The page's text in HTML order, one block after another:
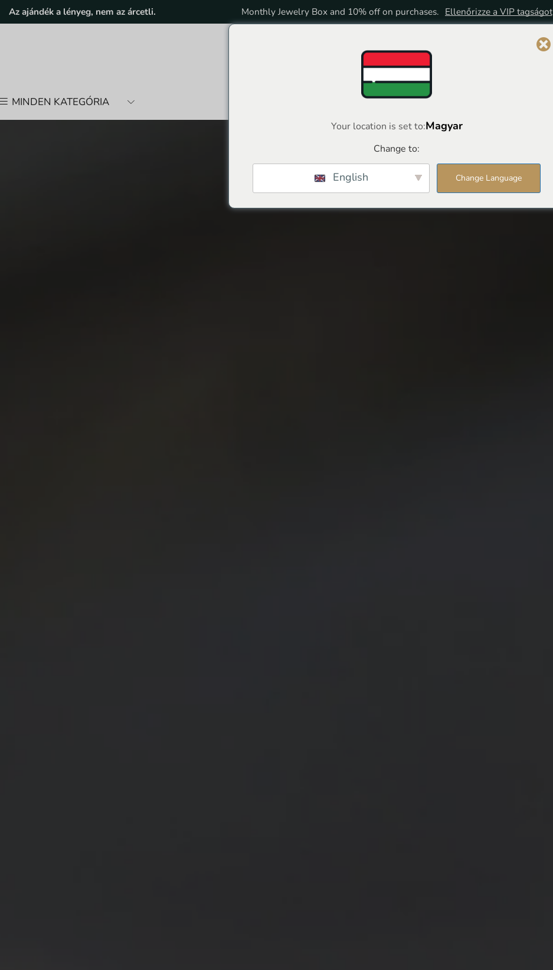
Az ajándék a lényeg, nem az árcetli.
purchases. Ellenőrizze a VIP tagságot Monthly Jewelry Box and 10% off on purchases. Ellenőrizze a VIP tagságot
MINDEN KATEGÓRIA BOLT VIP TAGSÁG
Your location is set to:Magyar
Change to:
English Change Language